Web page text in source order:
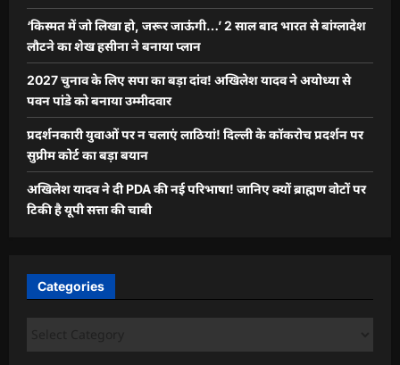
‘किस्मत में जो लिखा हो, जरूर जाऊंगी…’ 2 साल बाद भारत से बांग्लादेश
लौटने का शेख हसीना ने बनाया प्लान
2027 चुनाव के लिए सपा का बड़ा दांव! अखिलेश यादव ने अयोध्या से
पवन पांडे को बनाया उम्मीदवार
प्रदर्शनकारी युवाओं पर न चलाएं लाठियां! दिल्ली के कॉकरोच प्रदर्शन पर
सुप्रीम कोर्ट का बड़ा बयान
अखिलेश यादव ने दी PDA की नई परिभाषा! जानिए क्यों ब्राह्मण वोटों पर
टिकी है यूपी सत्ता की चाबी
Categories